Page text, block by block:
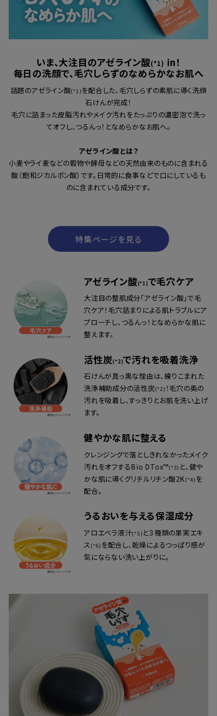
いま、大注目のアゼライン酸(*1) in！
毎日の洗顔で、毛穴しらずのなめらかなお肌へ
話題のアゼライン酸(*1) を配合した、毛穴しらずの素肌に導く洗顔
石けんが完成！
毛穴に詰まった皮脂汚れやメイク汚れをたっぷりの濃密泡で洗っ
てオフし、つるんっ！となめらかなお肌へ。
アゼライン酸とは？
小麦やライ麦などの穀物や酵母などの天然由来のものに含まれる
酸（飽和ジカルボン酸）です。日常的に食事などで口にしているも
のに含まれている成分です。
特集ページを見る
アゼライン酸(*1)で毛穴ケア
大注目の整肌成分「アゼライン酸」で毛
穴ケア！毛穴詰まりによる肌トラブルにア
プローチし、つるんっ！となめらかな肌に
整えます。
活性炭(*2)で汚れを吸着洗浄
石けんが真っ黒な理由は、練りこまれた
洗浄補助成分の活性炭(*2) ！毛穴の奥の
汚れを吸着し、すっきりとお肌を洗い上げ
ます。
健やかな肌に整える
クレンジングで落としきれなかったメイク
汚れをオフするBio DTox™(*3) と、健や
かな肌に導くグリチルリチン酸2K (*4) を
配合。
うるおいを与える保湿成分
アロエベラ液汁(*5) と３種類の果実エキ
ス (*6) を配合し、乾燥によるつっぱり感が
気にならない洗い上がりに。